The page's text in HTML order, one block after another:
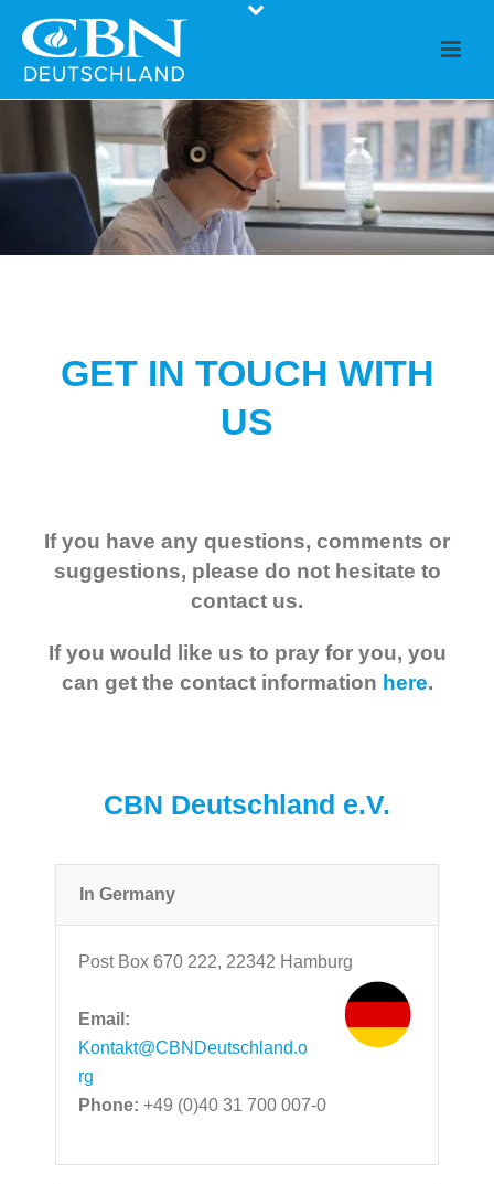
GET IN TOUCH WITH
US
If you have any questions, comments or
suggestions, please do not hesitate to
contact us.
If you would like us to pray for you, you
can get the contact information here.
CBN Deutschland e.V.
In Germany
Post Box 670 222, 22342 Hamburg
Email:
Kontakt@CBNDeutschland.o
rg
Phone: +49 (0)40 31 700 007-0